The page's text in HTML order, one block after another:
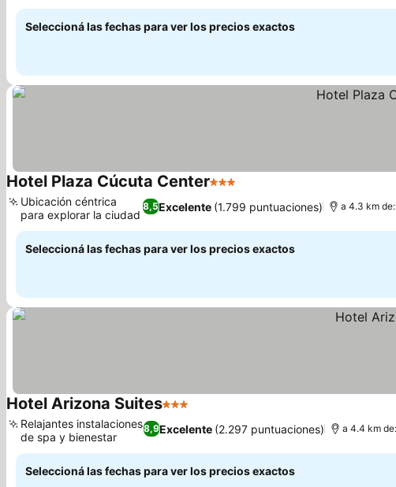
Seleccioná las fechas para ver los precios exactos
Hotel Plaza Cúcuta Center3 Estrellas
8,5Excelente (1.799 puntuaciones)
Ubicación céntrica
para explorar la ciudad
a 4.3 km
Seleccioná las fechas para ver los precios exactos
Hotel Arizona Suites3 Estrellas
8,9Excelente (2.297 puntuaciones)
Relajantes instalaciones
de spa y bienestar
a 4.4 km
Seleccioná las fechas para ver los precios exactos